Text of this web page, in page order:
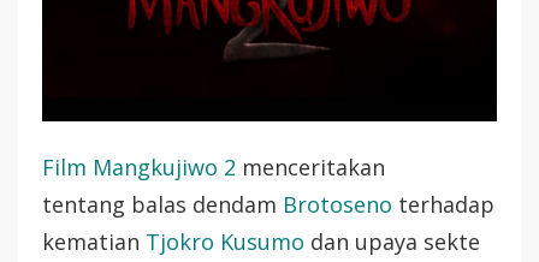
Film Mangkujiwo 2 menceritakan
tentang balas dendam Brotoseno terhadap
kematian Tjokro Kusumo dan upaya sekte